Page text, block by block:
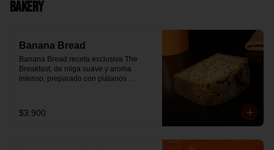
Bakery
Banana Bread
Banana Bread receta exclusiva The
Breakfast, de miga suave y aroma
intenso, preparado con plátanos
$3.900